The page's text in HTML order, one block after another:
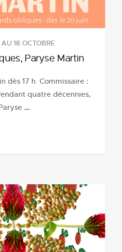
18 OCTOBRE
Paryse Martin
dès 17 h Commissaire :
quatre décennies,
...